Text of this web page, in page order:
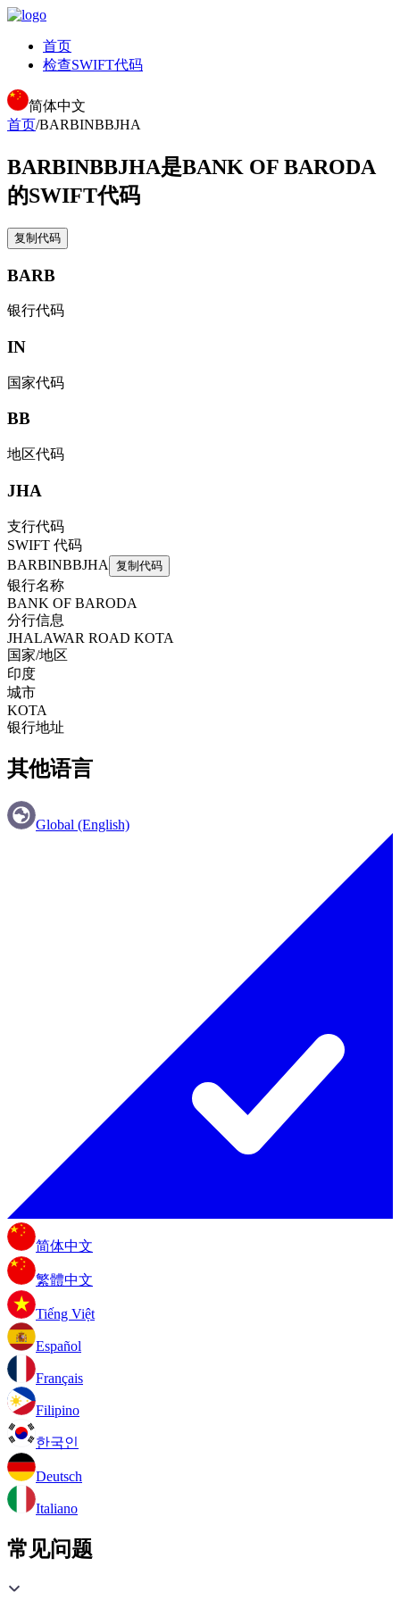
首页
检查SWIFT代码
简体中文
首页/BARBINBBJHA
BARBINBBJHA是BANK OF BARODA
的SWIFT代码
复制代码
BARB
银行代码
IN
国家代码
BB
地区代码
JHA
支行代码
SWIFT 代码
BARBINBBJHA
复制代码
银行名称
BANK OF BARODA
分行信息
JHALAWAR ROAD KOTA
国家/地区
印度
城市
KOTA
银行地址
其他语言
Global (English)
简体中文
繁體中文
Tiếng Việt
Español
Français
Filipino
한국인
Deutsch
Italiano
常见问题